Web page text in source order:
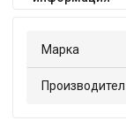
Марка
Производител